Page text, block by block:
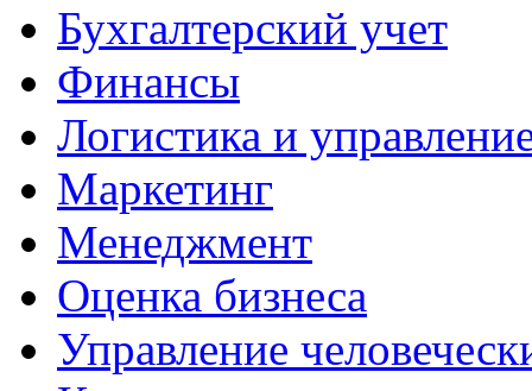
Бухгалтерский учет
Финансы
Логистика и
Маркетинг
Менеджмент
Оценка бизнеса
Управление